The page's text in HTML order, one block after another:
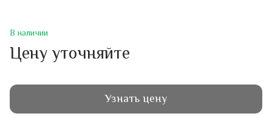
В наличии
Цену уточняйте
Узнать цену